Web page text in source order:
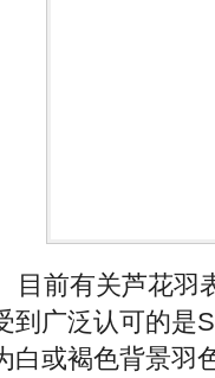
目前有关芦花羽
到广泛认可的是
白或褐色背景羽